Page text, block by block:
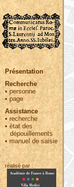
Présentation
Recherche
• personne
•page
Assistance
• recherche
•état des
dépouillements
•manuel de saisie
réalisé par :